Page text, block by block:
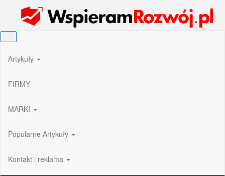
Wspieram Rozwój PL
Artykuły
FIRMY
MARKI
Popularne Artykuły
Kontakt i reklama